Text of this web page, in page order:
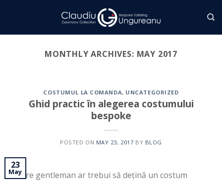
MONTHLY ARCHIVES: MAY 2017
COSTUMUL LA COMANDA, UNCATEGORIZED
Ghid practic în alegerea costumului
bespoke
POSTED ON MAY 23, 2017 BY BLOG
23
May
Fiecare gentleman ar trebui să dețină un costum